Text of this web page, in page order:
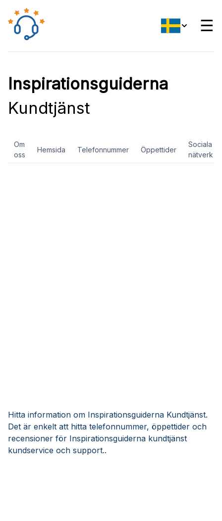
☰
Inspirationsguiderna
Kundtjänst
Om
oss
Hemsida Telefonnummer Öppettider
Sociala
nätverk
Hitta information om Inspirationsguiderna Kundtjänst.
Det är enkelt att hitta telefonnummer, öppettider och
recensioner för Inspirationsguiderna kundtjänst
kundservice och support..